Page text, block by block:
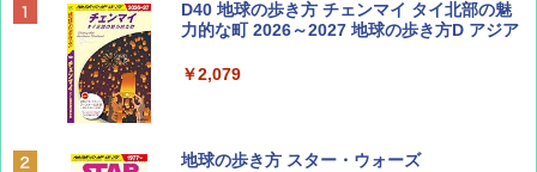
BE-PAL(ビ-パル) 2026年 9 月号【特別付録:
SOTO ミニマル"旅"財布 ランダム2種】
￥1,500
ディズニーファン ２０２６年 ９月号 [雑
D40 地球の歩き方 チェンマイ タイ北部の魅
力的な町 2026～2027 地球の歩き方D アジア
￥2,079
地球の歩き方 スター・ウォーズ